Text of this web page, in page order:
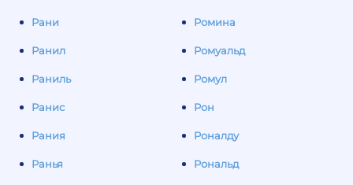
Рани
Ранил
Раниль
Ранис
Рания
Ранья
Ромина
Ромуальд
Ромул
Рон
Роналду
Рональд